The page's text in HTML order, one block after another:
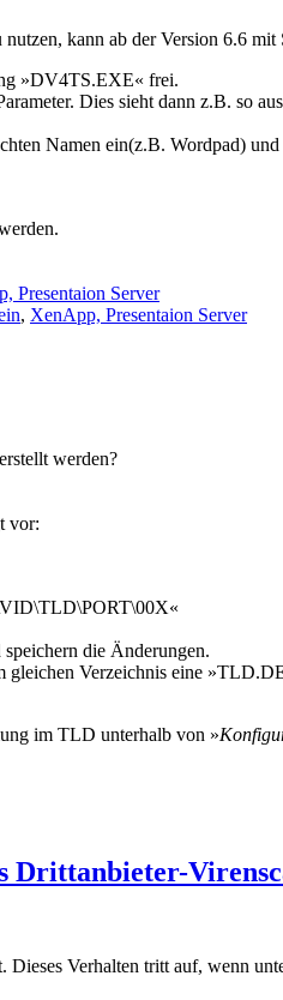
kann ab der Version 6.6
»DV4TS.EXE« frei.
Dies sieht dann z.B.
Namen ein(z.B. Wordpad) und
Presentaion Server
, XenApp, Presentaion Server
werden?
vor:
die Änderungen.
Verzeichnis eine
im TLD unterhalb von »
Drittanbieter-
Dieses Verhalten tritt auf, wenn